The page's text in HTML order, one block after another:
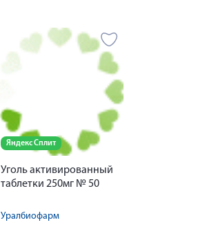
Яндекс Сплит
Уголь активированный
таблетки 250мг № 50
Уралбиофарм